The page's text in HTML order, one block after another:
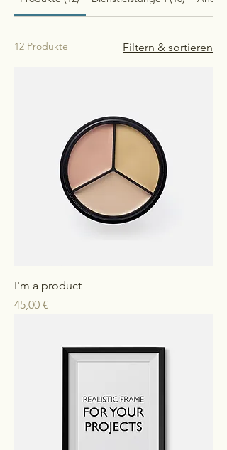
12 Produkte Filtern & sortieren
I'm a product
Preis
45,00 €